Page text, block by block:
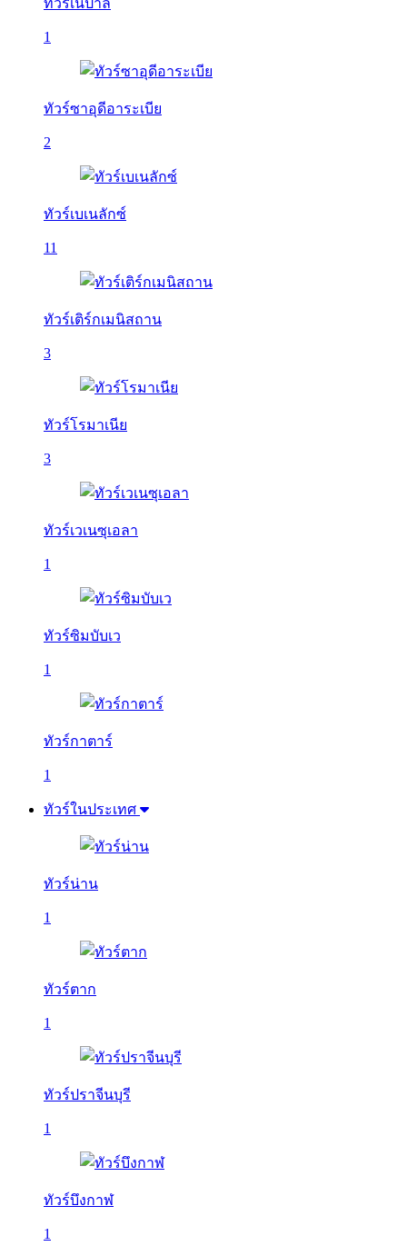
ทัวร์เนปาล
1
ทัวร์ซาอุดีอาระเบีย
2
ทัวร์เบเนลักซ์
11
ทัวร์เติร์กเมนิสถาน
3
ทัวร์โรมาเนีย
3
ทัวร์เวเนซุเอลา
1
ทัวร์ซิมบับเว
1
ทัวร์กาตาร์
1
ทัวร์ในประเทศ
ทัวร์น่าน
1
ทัวร์ตาก
1
ทัวร์ปราจีนบุรี
1
ทัวร์บึงกาฬ
1